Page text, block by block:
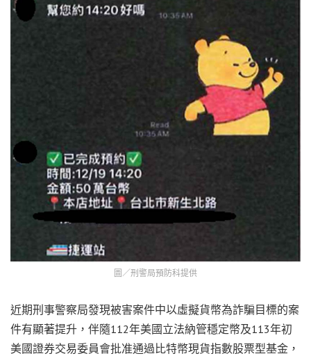
圖／刑警局預防科提供
近期刑事警察局發現被害案件中以虛擬貨幣為詐騙目標的案
件有顯著提升，伴隨112年美國立法納管穩定幣及113年初
美國證券交易委員會批准通過比特幣現貨指數股票型基金，